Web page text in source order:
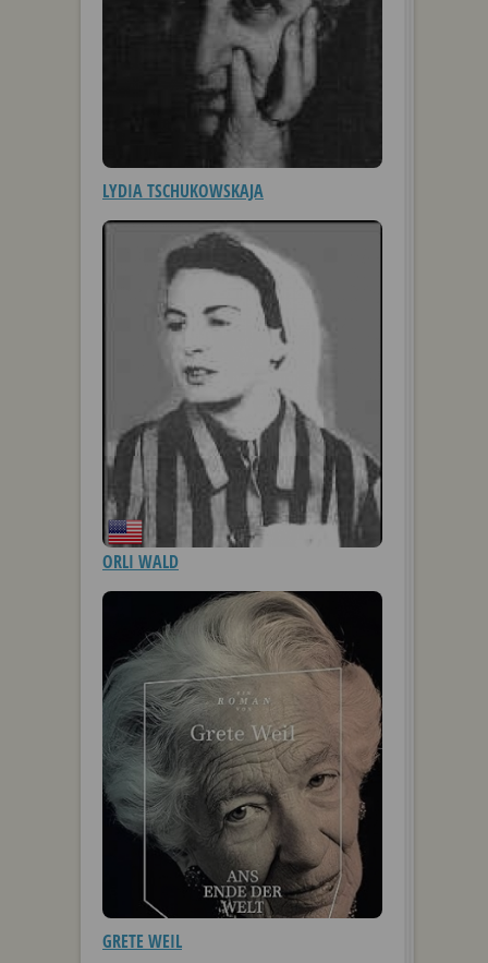
LYDIA TSCHUKOWSKAJA
ORLI WALD
GRETE WEIL